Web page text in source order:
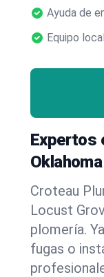
Ayuda de
Equipo
Expertos
Oklahoma
Croteau
Locust
plomería.
fugas o